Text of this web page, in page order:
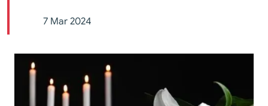
7 Mar 2024